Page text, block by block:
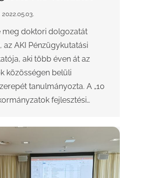
2022.05.03.
meg doktori dolgozatát
az AKI Pénzügykutatási
aki több éven át az
közösségen belüli
tanulmányozta. A „10
fejlesztési…